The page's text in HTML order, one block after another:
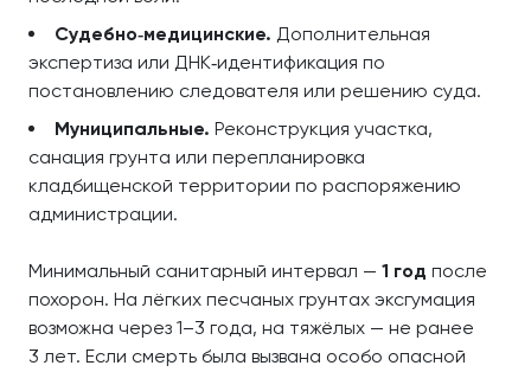
Судебно‑медицинские. Дополнительная
экспертиза или ДНК‑идентификация по
постановлению следователя или решению суда.
Муниципальные. Реконструкция участка,
санация грунта или перепланировка
кладбищенской территории по распоряжению
администрации.
Минимальный санитарный интервал — 1 год после
похорон. На лёгких песчаных грунтах эксгумация
возможна через 1–3 года, на тяжёлых — не ранее
3 лет. Если смерть была вызвана особо опасной